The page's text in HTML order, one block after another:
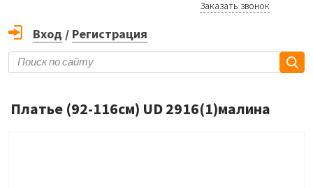
Заказать звонок
Вход / Регистрация
Платье (92-116см) UD 2916(1)малина